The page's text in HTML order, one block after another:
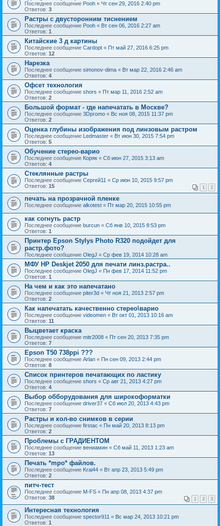
Последнее сообщение Pooh « Чт сен 29, 2016 2:40 pm
Ответов: 3
Растры с двусторонним тиснением
Последнее сообщение Pooh « Вт сен 06, 2016 2:27 am
Ответов: 1
Китайские 3 д картины
Последнее сообщение Cardopt « Пт май 27, 2016 6:25 pm
Ответов: 12
Нарезка
Последнее сообщение simonov-dima « Вт мар 22, 2016 2:46 am
Ответов: 4
Офсет технология
Последнее сообщение shors « Пт мар 11, 2016 2:52 am
Ответов: 2
Большой формат - где напечатать в Москве?
Последнее сообщение 3Dpromo « Вс ноя 08, 2015 11:37 pm
Ответов: 2
Оценка глубины изображения под линзовым растром
Последнее сообщение Ledmaster « Вт июн 30, 2015 7:54 pm
Ответов: 5
Обучение стерео-варио
Последнее сообщение Коряк « Сб июн 27, 2015 3:13 am
Ответов: 4
Стеклянные растры
Последнее сообщение Сергей11 « Ср июн 10, 2015 9:57 pm
Ответов: 15 1 2
печать на прозрачной пленке
Последнее сообщение alkotest « Пт мар 20, 2015 10:55 pm
как согнуть растр
Последнее сообщение burcun « Сб янв 10, 2015 8:53 pm
Ответов: 1
Принтер Epson Stylys Photo R320 подойдет для
растр.фото?
Последнее сообщение OlegJ « Ср фев 19, 2014 10:28 am
МФУ HP Deskjet 2050 для печати линз.растра..
Последнее сообщение OlegJ « Пн фев 17, 2014 11:52 pm
Ответов: 1
На чем и как это напечатано
Последнее сообщение piter3d « Чт ноя 21, 2013 2:57 pm
Ответов: 2
Как напечатать качественно стерео\варио
Последнее сообщение videomen « Вт окт 01, 2013 10:16 am
Ответов: 11
Выцветает краска
Последнее сообщение mitr2008 « Пт сен 20, 2013 7:35 pm
Ответов: 7
Epson T50 738ppi ???
Последнее сообщение Arlan « Пн сен 09, 2013 2:44 pm
Ответов: 8
Список принтеров печатающих по ластику
Последнее сообщение shors « Ср авг 21, 2013 4:27 pm
Ответов: 4
Выбор обборудования для широкоформатки
Последнее сообщение driver37 « Сб июл 20, 2013 4:43 pm
Ответов: 7
Растры и кол-во снимков в серии
Последнее сообщение firstac « Пн май 20, 2013 8:13 pm
Ответов: 2
Проблемы с ГРАДИЕНТОМ
Последнее сообщение вениамин « Сб май 11, 2013 1:23 am
Ответов: 13
Печать *mpo* файлов.
Последнее сообщение Krai44 « Вт апр 23, 2013 5:49 pm
Ответов: 2
питч-тест
Последнее сообщение M-FS « Пн апр 08, 2013 4:37 pm
Ответов: 38 1 2 3
Интересная технология
Последнее сообщение spector911 « Вс мар 24, 2013 10:21 pm
Ответов: 1